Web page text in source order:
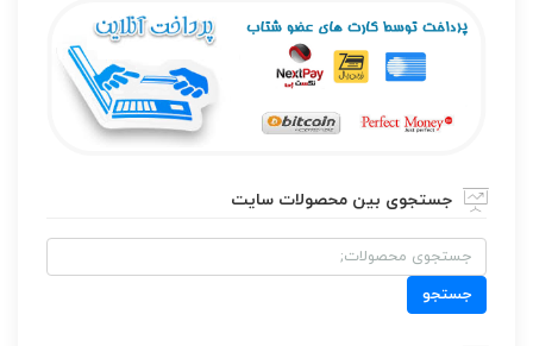
جستجوی بین محصولات سایت
جستجو
برای:
جستجو